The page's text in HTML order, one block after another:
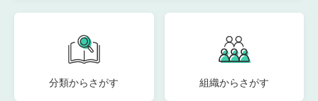
分類からさがす 組織からさがす